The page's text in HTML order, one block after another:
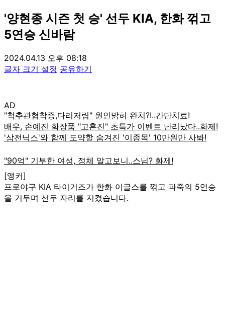
'양현종 시즌 첫 승' 선두 KIA, 한화 꺾고
5연승 신바람
2024.04.13 오후 08:18
글자 크기 설정 공유하기
AD
[앵커]
프로야구 KIA 타이거즈가 한화 이글스를 꺾고 파죽의 5연승
을 거두며 선두 자리를 지켰습니다.